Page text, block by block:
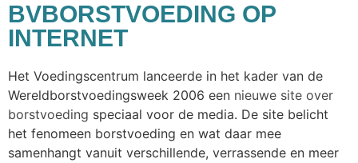
BVBORSTVOEDING OP
INTERNET
Het Voedingscentrum lanceerde in het kader van de
Wereldborstvoedingsweek 2006 een nieuwe site over
borstvoeding speciaal voor de media. De site belicht
het fenomeen borstvoeding en wat daar mee
samenhangt vanuit verschillende, verrassende en meer